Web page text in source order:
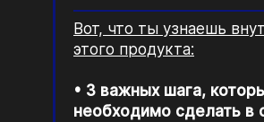
Вот, что ты узнаешь
этого продукта:
3 важных шага,
необходимо сделать в